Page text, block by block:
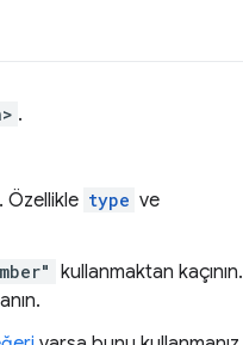
.
Özellikle type ve
kullanmaktan kaçının.